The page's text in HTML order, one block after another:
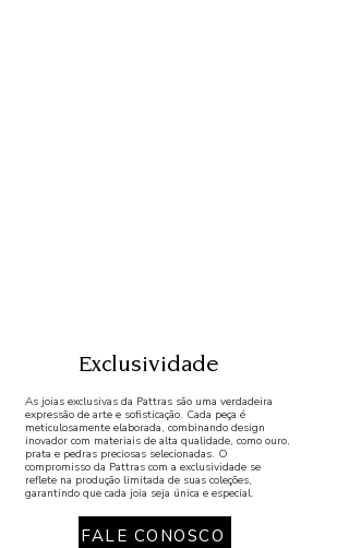
Exclusividade
As joias exclusivas da Pattras são uma verdadeira
expressão de arte e sofisticação. Cada peça é
meticulosamente elaborada, combinando design
inovador com materiais de alta qualidade, como ouro,
prata e pedras preciosas selecionadas. O
compromisso da Pattras com a exclusividade se
reflete na produção limitada de suas coleções,
garantindo que cada joia seja única e especial.
FALE CONOSCO